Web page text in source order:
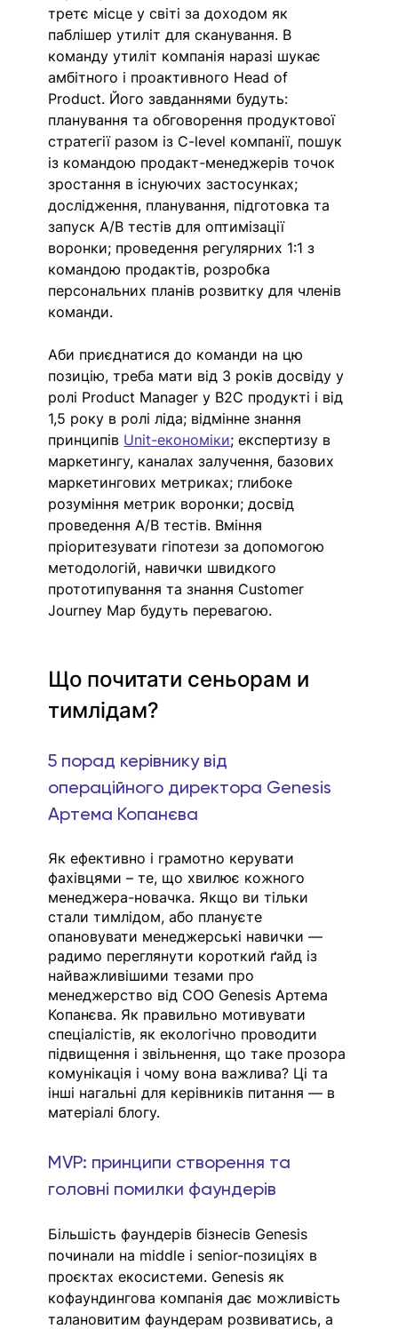
третє місце у світі за доходом як
паблішер утиліт для сканування. В
команду утиліт компанія наразі шукає
амбітного і проактивного Head of
Product. Його завданнями будуть:
планування та обговорення продуктової
стратегії разом із C-level компанії, пошук
із командою продакт-менеджерів точок
зростання в існуючих застосунках;
дослідження, планування, підготовка та
запуск A/B тестів для оптимізації
воронки; проведення регулярних 1:1 з
командою продактів, розробка
персональних планів розвитку для членів
команди.
Аби приєднатися до команди на цю
позицію, треба мати від 3 років досвіду у
ролі Product Manager у B2C продукті і від
1,5 року в ролі ліда; відмінне знання
принципів Unit-економіки; експертизу в
маркетингу, каналах залучення, базових
маркетингових метриках; глибоке
розуміння метрик воронки; досвід
проведення A/B тестів. Вміння
пріоритезувати гіпотези за допомогою
методологій, навички швидкого
прототипування та знання Customer
Journey Map будуть перевагою.
Що почитати сеньорам и
тимлідам?
5 порад керівнику від
операційного директора Genesis
Артема Копанєва
Як ефективно і грамотно керувати
фахівцями – те, що хвилює кожного
менеджера-новачка. Якщо ви тільки
стали тимлідом, або плануєте
опановувати менеджерські навички —
радимо переглянути короткий ґайд із
найважливішими тезами про
менеджерство від COO Genesis Артема
Копанєва. Як правильно мотивувати
спеціалістів, як екологічно проводити
підвищення і звільнення, що таке прозора
комунікація і чому вона важлива? Ці та
інші нагальні для керівників питання — в
матеріалі блогу.
MVP: принципи створення та
головні помилки фаундерів
Більшість фаундерів бізнесів Genesis
починали на middle і senior-позиціях в
проєктах екосистеми. Genesis як
кофаундингова компанія дає можливість
талановитим фаундерам розвиватись, а